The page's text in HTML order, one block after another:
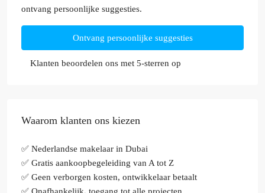
ontvang persoonlijke suggesties.
Ontvang persoonlijke suggesties
Klanten beoordelen ons met 5-sterren op
Waarom klanten ons kiezen
✅ Nederlandse makelaar in Dubai
✅ Gratis aankoopbegeleiding van A tot Z
✅ Geen verborgen kosten, ontwikkelaar betaalt
✅ Onafhankelijk, toegang tot alle projecten